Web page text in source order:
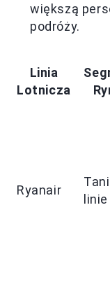
większą
podróży.
Linia
Lotnicza
Ryanair
linie